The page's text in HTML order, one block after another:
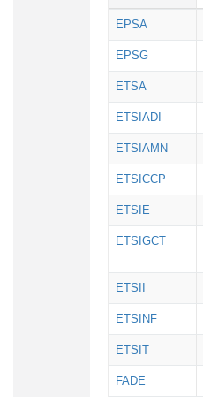
EPSA
EPSG
ETSA
ETSIADI
ETSIAMN
ETSICCP
ETSIE
ETSIGCT
ETSII
ETSINF
ETSIT
FADE